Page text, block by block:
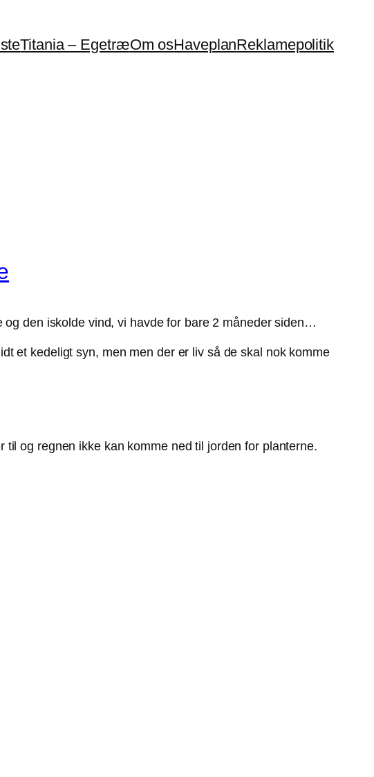
Titania – EgetræOm osHaveplanReklamepolitik
den iskolde vind, vi havde for bare 2 måneder siden…
et kedeligt syn, men men der er liv så de skal nok komme
og regnen ikke kan komme ned til jorden for planterne.